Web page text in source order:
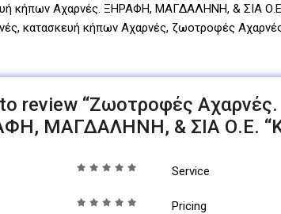
κήπων Αχαρνές. ΞΗΡΑΦΗ, ΜΑΓΔΑΛΗΝΗ, & ΣΙΑ
κατασκευή κήπων Αχαρνές, ζωοτροφές
review “Ζωοτροφές
ΜΑΓΔΑΛΗΝΗ, & ΣΙΑ Ο.Ε.
Service
Pricing